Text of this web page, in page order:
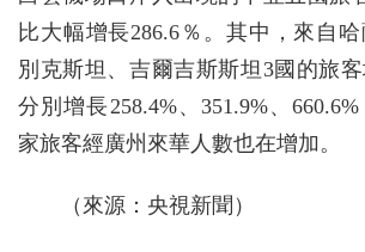
比大幅增長286.6％。其中，來自
別克斯坦、吉爾吉斯斯坦3國的旅客
分別增長258.4%、351.9%、
家旅客經廣州來華人數也在增加。
（來源：央視新聞）